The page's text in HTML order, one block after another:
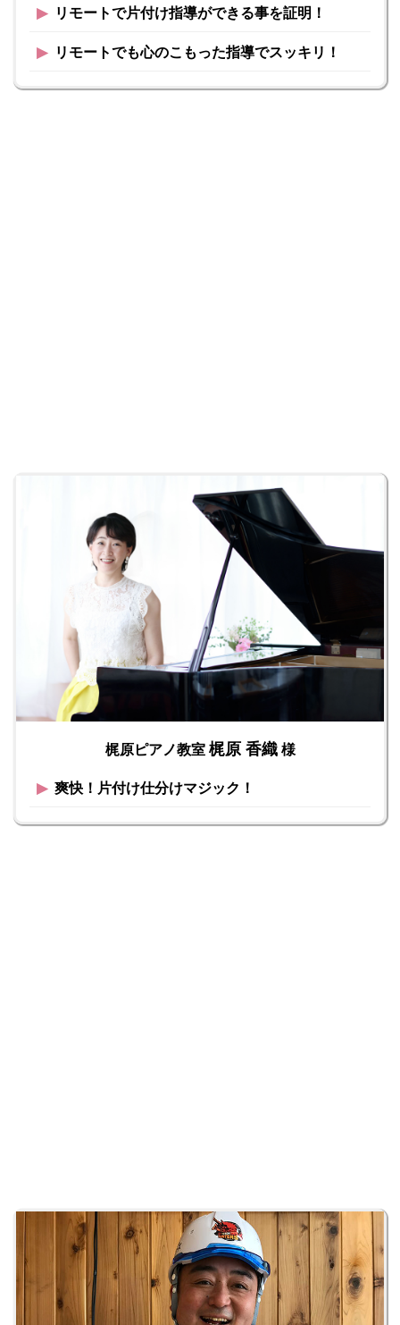
▶︎ リモートで片付け指導ができる事を証明！
▶︎ リモートでも心のこもった指導でスッキリ！
梶原ピアノ教室梶原 香織様
▶︎ 爽快！片付け仕分けマジック！